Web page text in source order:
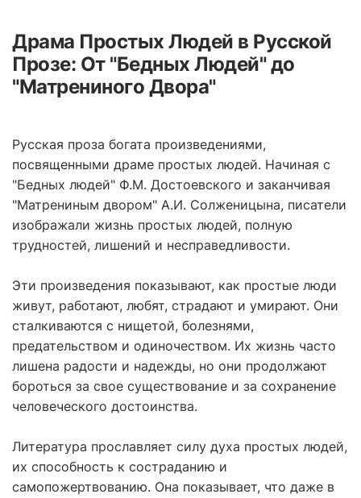
Драма Простых Людей в Русской
Прозе: От "Бедных Людей" до
"Матрениного Двора"
Русская проза богата произведениями,
посвященными драме простых людей. Начиная с
"Бедных людей" Ф.М. Достоевского и заканчивая
"Матрениным двором" А.И. Солженицына, писатели
изображали жизнь простых людей, полную
трудностей, лишений и несправедливости.
Эти произведения показывают, как простые люди
живут, работают, любят, страдают и умирают. Они
сталкиваются с нищетой, болезнями,
предательством и одиночеством. Их жизнь часто
лишена радости и надежды, но они продолжают
бороться за свое существование и за сохранение
человеческого достоинства.
Литература прославляет силу духа простых людей,
их способность к состраданию и
самопожертвованию. Она показывает, что даже в